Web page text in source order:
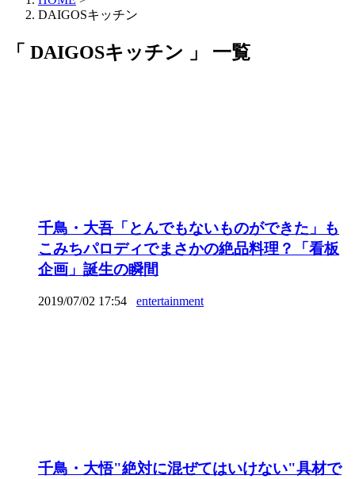
DAIGOSキッチン
「 DAIGOSキッチン 」 一覧
千鳥・大吾「とんでもないものができた」も
こみちパロディでまさかの絶品料理？「看板
企画」誕生の瞬間
2019/07/02 17:54 entertainment
千鳥・大悟"絶対に混ぜてはいけない"具材で